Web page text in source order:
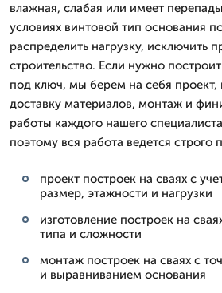
влажная, слабая или имеет
условиях винтовой тип основания
распределить нагрузку, исключить
строительство. Если нужно
под ключ, мы берем на себя проект,
доставку материалов, монтаж и
работы каждого нашего
поэтому вся работа ведется строго
проект построек на сваях с
размер, этажности и нагрузки
изготовление построек на
типа и сложности
монтаж построек на сваях с
и выравниванием основания